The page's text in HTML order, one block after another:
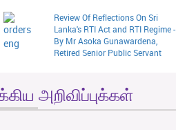
Review Of Reflections On Sri
Lanka's RTI Act and RTI Regime -
By Mr Asoka Gunawardena,
Retired Senior Public Servant
அறிவிப்புக்கள்